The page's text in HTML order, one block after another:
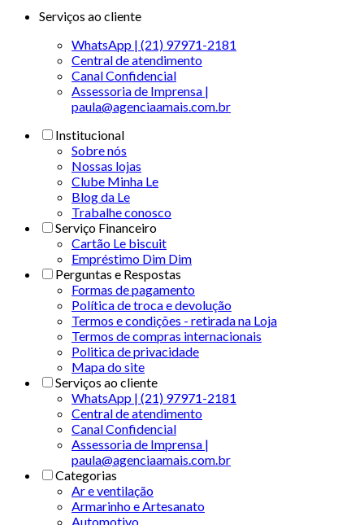
Serviços ao cliente
WhatsApp | (21) 97971-2181
Central de atendimento
Canal Confidencial
Assessoria de Imprensa |
paula@agenciaamais.com.br
Institucional
Sobre nós
Nossas lojas
Clube Minha Le
Blog da Le
Trabalhe conosco
Serviço Financeiro
Cartão Le biscuit
Empréstimo Dim Dim
Perguntas e Respostas
Formas de pagamento
Política de troca e devolução
Termos e condições - retirada na Loja
Termos de compras internacionais
Politica de privacidade
Mapa do site
Serviços ao cliente
WhatsApp | (21) 97971-2181
Central de atendimento
Canal Confidencial
Assessoria de Imprensa |
paula@agenciaamais.com.br
Categorias
Ar e ventilação
Armarinho e Artesanato
Automotivo